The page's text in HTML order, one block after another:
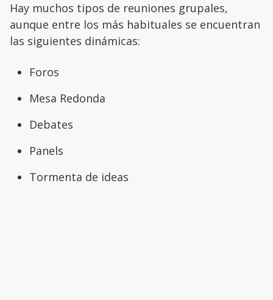
Hay muchos tipos de reuniones grupales,
aunque entre los más habituales se encuentran
las siguientes dinámicas:
Foros
Mesa Redonda
Debates
Panels
Tormenta de ideas